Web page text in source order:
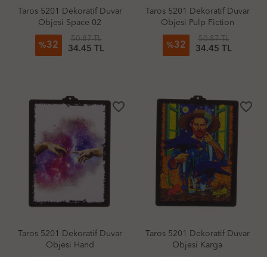
Taros 5201 Dekoratif Duvar
Objesi Space 02
%32
50.87 TL
34.45 TL
Taros 5201 Dekoratif Duvar
Objesi Pulp Fiction
%32
50.87 TL
34.45 TL
favorite_border
Taros 5201 Dekoratif Duvar
Objesi Hand
favorite_border
Taros 5201 Dekoratif Duvar
Objesi Karga